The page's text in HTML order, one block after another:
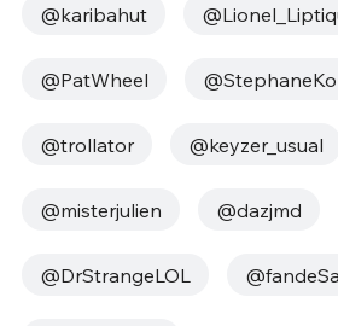
@karibahut
@PatWheel
@trollator @keyzer_usual
@misterjulien @dazjmd
@DrStrangeLOL